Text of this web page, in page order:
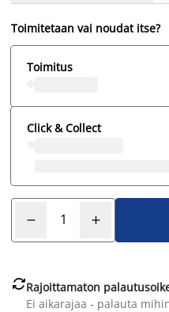
Toimitetaan vai noudat itse?
Toimitus
Click & Collect
Rajoittamaton
Ei aikarajaa - palauta